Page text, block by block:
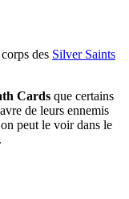
des Silver Saints
Cards que certains
de leurs ennemis
peut le voir dans le